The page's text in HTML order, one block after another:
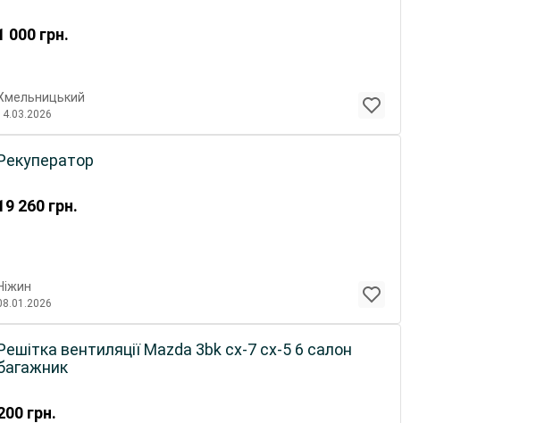
000 грн.
260 грн.
грн.
вентиляції Mazda 3bk cx-7 cx-5 6 салон